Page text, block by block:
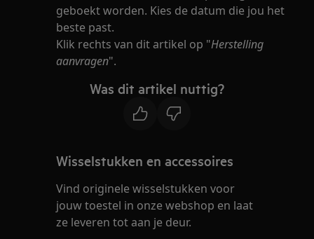
geboekt worden. Kies de datum die jou het
beste past.
Klik rechts van dit artikel op "Herstelling
aanvragen".
Was dit artikel nuttig?
Wisselstukken en accessoires
Vind originele wisselstukken voor
jouw toestel in onze webshop en laat
ze leveren tot aan je deur.